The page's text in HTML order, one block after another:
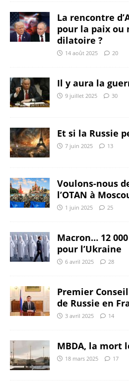
La rencontre
pour la paix
dilatoire ?
14 août 2025 20
Il y aura la
9 juillet 2025 30
Et si la Russie
7 juin 2025 13
Voulons-nous
l’OTAN à
1 juin 2025 25
Macron… 12
pour l’Ukraine
6 avril 2025 28
Premier
de Russie en
3 avril 2025 14
MBDA, la mort
18 mars 2025 17